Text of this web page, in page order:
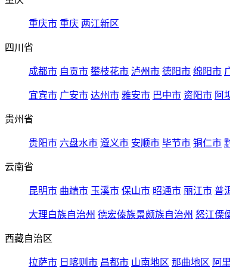
重庆市 重庆 两江新区
四川省
成都市 自贡市 攀枝花市 泸州市 德阳市 绵阳市
宜宾市 广安市 达州市 雅安市 巴中市 资阳市 阿
贵州省
贵阳市 六盘水市 遵义市 安顺市 毕节市 铜仁市
云南省
昆明市 曲靖市 玉溪市 保山市 昭通市 丽江市 普
大理白族自治州 德宏傣族景颇族自治州 怒江傈
西藏自治区
拉萨市 日喀则市 昌都市 山南地区 那曲地区 阿